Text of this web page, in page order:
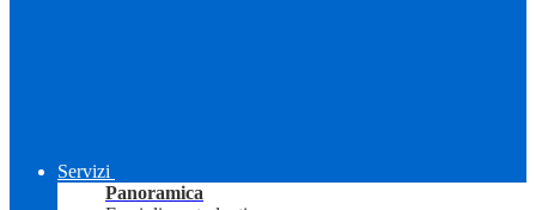
Servizi
Panoramica